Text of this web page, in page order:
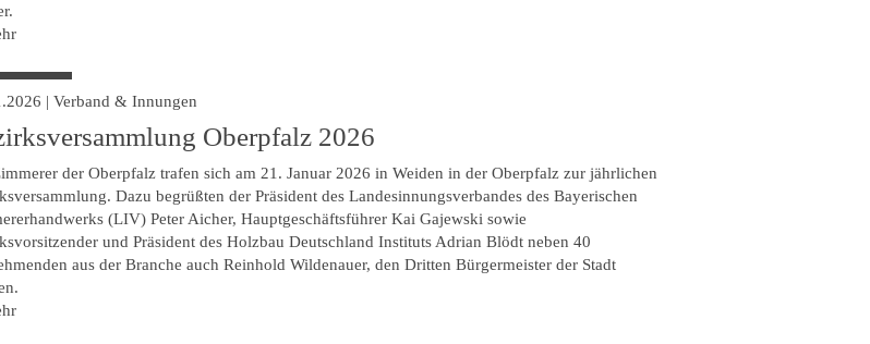
| Verband & Innungen
Oberpfalz 2026
der Oberpfalz trafen sich am 21. Januar 2026 in Weiden in der Oberpfalz zur jährlichen
Dazu begrüßten der Präsident des Landesinnungsverbandes des Bayerischen
(LIV) Peter Aicher, Hauptgeschäftsführer Kai Gajewski sowie
und Präsident des Holzbau Deutschland Instituts Adrian Blödt neben 40
aus der Branche auch Reinhold Wildenauer, den Dritten Bürgermeister der Stadt